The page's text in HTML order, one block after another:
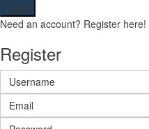
Login
Need an account? Register here!
Register